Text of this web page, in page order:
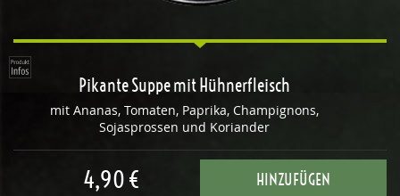
Pikante Suppe mit Hühnerfleisch
mit Ananas, Tomaten, Paprika, Champignons,
Sojasprossen und Koriander
4,90 € HINZUFÜGEN